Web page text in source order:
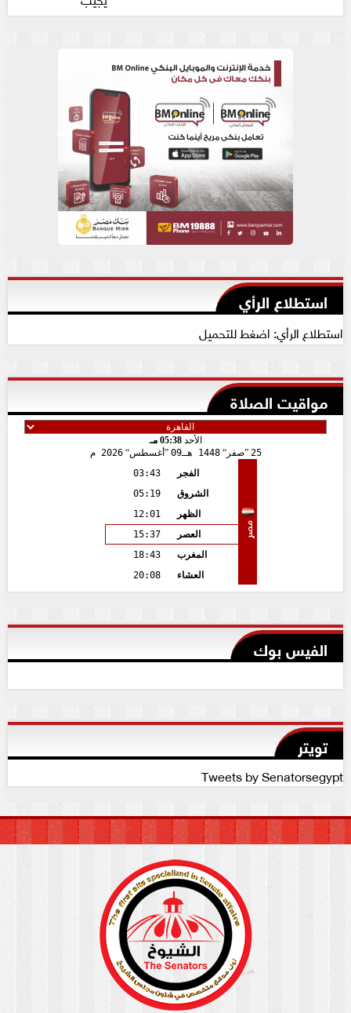
استطلاع الرأي
استطلاع الرأي: اضغط للتحميل
مواقيت الصلاة
الأحد05:38 مـ
25
صفر 1448 هـ 09 أغسطس 2026 م
مصر
الفجر
03:43
الشروق
05:19
الظهر
12:01
العصر
15:37
المغرب
18:43
العشاء
20:08
الفيس بوك
تويتر
Tweets by Senatorsegypt